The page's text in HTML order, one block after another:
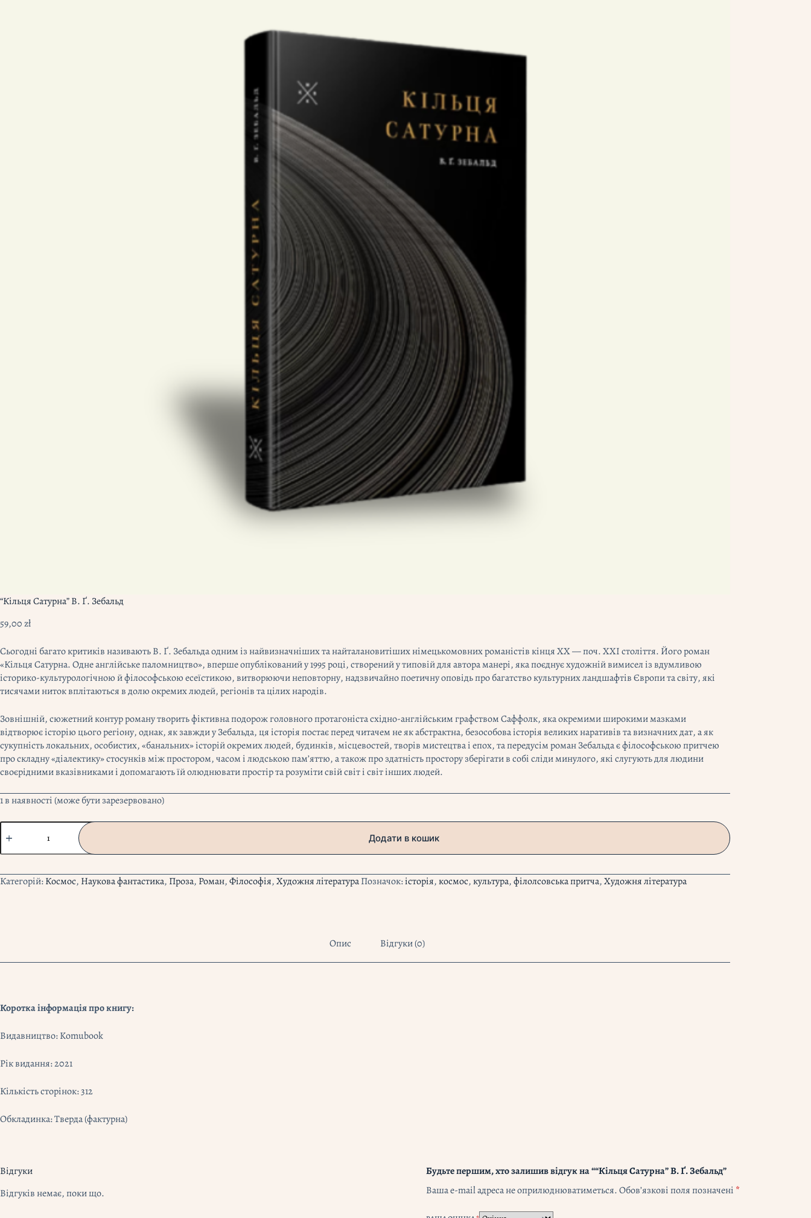
“Кільця Сатурна” В. Ґ. Зебальд
59,00zł
Сьогодні багато критиків називають В. Ґ. Зебальда одним із найвизначніших та найталановитіших німецькомовних романістів кінця ХХ — поч. ХХІ століття. Його роман
«Кільця Сатурна. Одне англійське паломництво», вперше опублікований у 1995 році, створений у типовій для автора манері, яка поєднує художній вимисел із вдумливою
історико-культурологічною й філософською есеїстикою, витворюючи неповторну, надзвичайно поетичну оповідь про багатство культурних ландшафтів Європи та світу, які
тисячами ниток вплітаються в долю окремих людей, регіонів та цілих народів.
Зовнішній, сюжетний контур роману творить фіктивна подорож головного протагоніста східно-англійським графством Саффолк, яка окремими широкими мазками
відтворює історію цього регіону, однак, як завжди у Зебальда, ця історія постає перед читачем не як абстрактна, безособова історія великих наративів та визначних дат, а як
сукупність локальних, особистих, «банальних» історій окремих людей, будинків, місцевостей, творів мистецтва і епох, та передусім роман Зебальда є філософською притчею
про складну «діалектику» стосунків між простором, часом і людською пам’яттю, а також про здатність простору зберігати в собі сліди минулого, які слугують для людини
своєрідними вказівниками і допомагають їй олюднювати простір та розуміти свій світ і світ інших людей.
1 в наявності (може бути зарезервовано)
"Кільця
Сатурна"
В.
Зебальд
кількість
Додати в кошик
Категорій:Космос, Наукова фантастика, Проза, Роман,Філософія,Художня літератураПозначок:історія,космос,культура,філолсовська притча,Художня література
Опис Відгуки (0)
Коротка інформація про книгу:
Видавництво: Komubook
Рік видання: 2021
Кількість сторінок: 312
Обкладинка: Тверда (фактурна)
Відгуки
Відгуків немає, поки що.
Будьте першим, хто залишив відгук на ““Кільця Сатурна” В. Ґ. Зебальд”
Ваша e-mail адреса не оприлюднюватиметься.Обов’язкові поля позначені *